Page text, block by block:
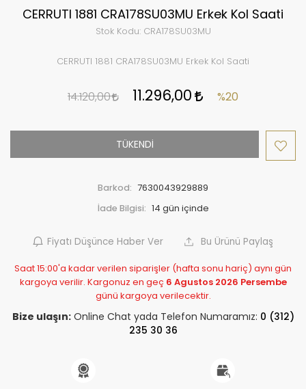
CERRUTI 1881 CRA178SU03MU Erkek Kol Saati
Stok Kodu:CRA178SU03MU
CERRUTI 1881 CRA178SU03MU Erkek Kol Saati
14.120,00 11.296,00 %20
TÜKENDİ
Barkod: 7630043929889
İade Bilgisi:
Fiyatı Düşünce Haber Ver Bu Ürünü Paylaş
Saat 15:00'a kadar verilen siparişler (hafta sonu hariç) aynı gün
kargoya verilir. Kargonuz en geç 6 Agustos 2026 Persembe
günü kargoya verilecektir.
Bize ulaşın:Online Chat yada Telefon Numaramız: 0 (312)
235 30 36